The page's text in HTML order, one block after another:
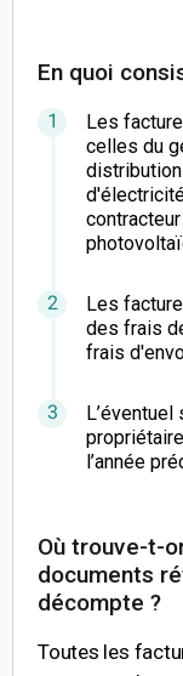
En quoi
Les
celles du
Les
des frais
frais
l’année
Où trouve-t-
documents
décompte ?
Toutes les